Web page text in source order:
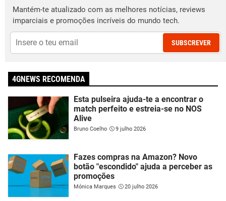
Mantém-te atualizado com as melhores notícias, reviews
imparciais e promoções incríveis do mundo tech.
SUBSCREVER
4GNEWS RECOMENDA
Esta pulseira ajuda-te a encontrar o
match perfeito e estreia-se no NOS
Alive
Bruno Coelho 9 julho 2026
Fazes compras na Amazon? Novo
botão "escondido" ajuda a perceber as
promoções
Mónica Marques 20 julho 2026